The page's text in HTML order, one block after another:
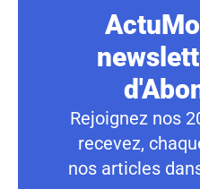
Rejoignez nos
recevez,
nos articles